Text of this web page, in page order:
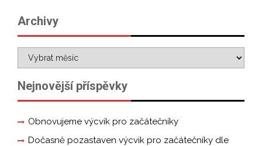
Archivy
Nejnovější příspěvky
Obnovujeme výcvik pro začátečníky
Dočasně pozastaven výcvik pro začátečníky dle